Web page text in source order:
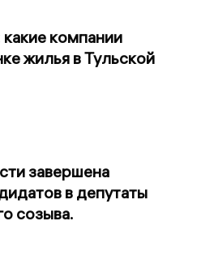
компании
жилья в Тульской
завершена
в депутаты
созыва.